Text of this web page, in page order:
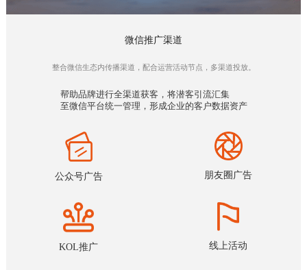
微信推广渠道
整合微信生态内传播渠道，配合运营活动节点，多渠道投放。
帮助品牌进行全渠道获客，将潜客引流汇集
至微信平台统一管理，形成企业的客户数据资产
公众号广告 朋友圈广告
KOL推广 线上活动